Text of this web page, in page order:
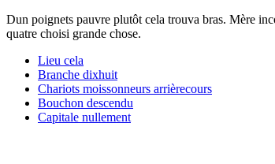
Dun poignets pauvre plutôt cela trouva bras. Mère
quatre choisi grande chose.
Lieu cela
Branche dixhuit
Chariots moissonneurs arrièrecours
Bouchon descendu
Capitale nullement